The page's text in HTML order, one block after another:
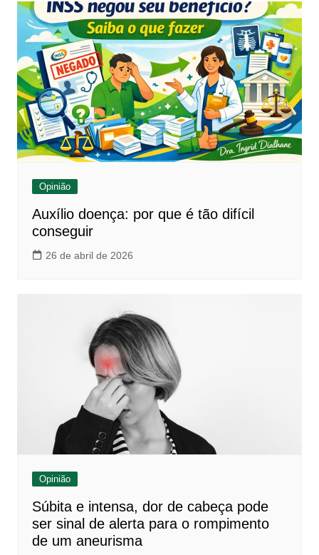
Opinião
Auxílio doença: por que é tão difícil
conseguir
26 de abril de 2026
Opinião
Súbita e intensa, dor de cabeça pode
ser sinal de alerta para o rompimento
de um aneurisma